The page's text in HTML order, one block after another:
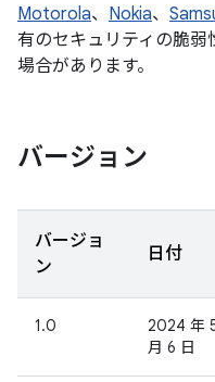
Motorola、 Nokia、
有のセキュリティの脆
場合があります。
バージョン
バージョ
ン
日付
1.0
2024 年
月 6 日